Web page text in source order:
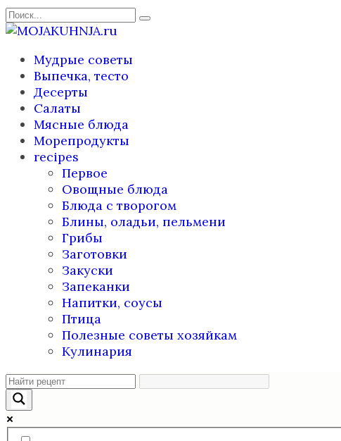
Перейти
к
Search
for:
Мудрые советы
Выпечка, тесто
Десерты
Салаты
Мясные блюда
Морепродукты
recipes
Первое
Овощные блюда
Блюда с творогом
Блины, оладьи, пельмени
Грибы
Заготовки
Закуски
Запеканки
Напитки, соусы
Птица
Полезные советы хозяйкам
Кулинария